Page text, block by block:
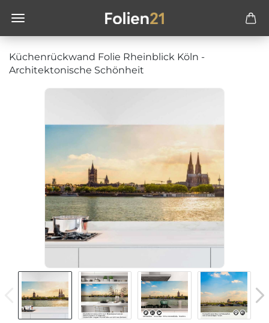
Küchenrückwand Folie Rheinblick Köln -
Architektonische Schönheit